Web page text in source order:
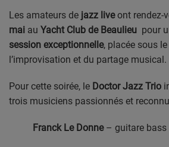
TCHAT
OFFRES D'EMPLOI
FRANCE TRAVAIL MENTON
Les amateurs de jazz liveont rendez-
mai au Yacht Club de Beaulieu pour
session exceptionnelle, placée sous
l’improvisation et du partage musical.
Pour cette soirée, le Doctor Jazz Trio
trois musiciens passionnés et
Franck Le Donne– guitare bass